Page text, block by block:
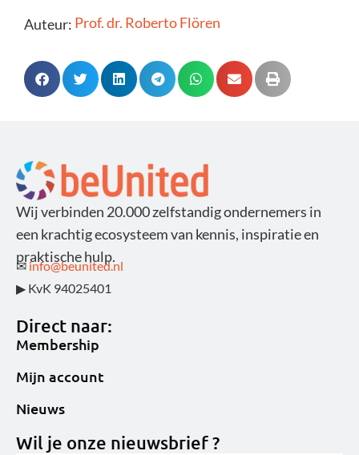
Auteur: Prof. dr. Roberto Flören
Wij verbinden 20.000 zelfstandig ondernemers in
een krachtig ecosysteem van kennis, inspiratie en
praktische hulp.
✉ info@beunited.nl
▶ KvK 94025401
Direct naar:
Membership
Mijn account
Nieuws
Wil je onze nieuwsbrief ?